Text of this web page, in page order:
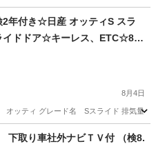
レナ
年付き☆日産 オッティS スラ
ドドア☆キーレス、ETC☆8万
ワゴン
8月4日
オッティ グレード名 Sスライド 排気
ィ
下取り車社外ナビＴＶ付 （検8.